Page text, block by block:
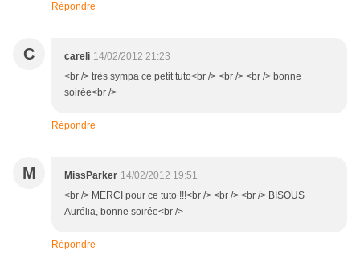
Répondre
C careli 14/02/2012 21:23
<br /> très sympa ce petit tuto<br /> <br /> <br /> bonne
soirée<br />
Répondre
M MissParker 14/02/2012 19:51
<br /> MERCI pour ce tuto !!!<br /> <br /> <br /> BISOUS
Aurélia, bonne soirée<br />
Répondre